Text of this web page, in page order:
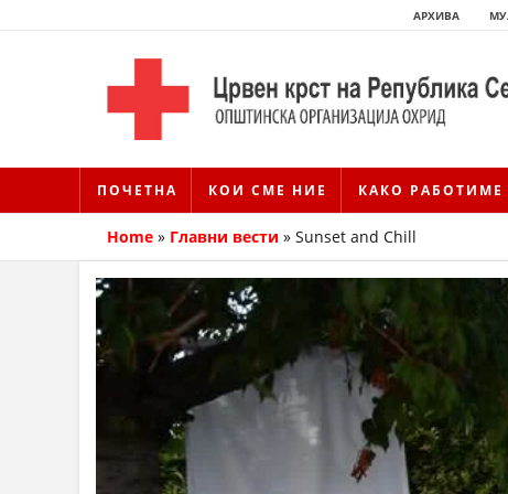
АРХИВА
ПОЧЕТНА КОИ СМЕ НИЕ КАКО РАБОТИМЕ
Home » Главни вести » Sunset and Chill